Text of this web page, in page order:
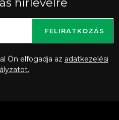
Ön elfogadja az adatkezelési
FELIRATKOZÁS